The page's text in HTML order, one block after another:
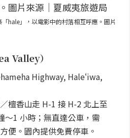
hale」，以電影中的村落相互呼應。圖片
Valley）
Highway, Haleʻiwa,
檀香山走 H-1 接 H-2 北上至
～1 小時；無直達公車，需
便。園內提供免費停車。